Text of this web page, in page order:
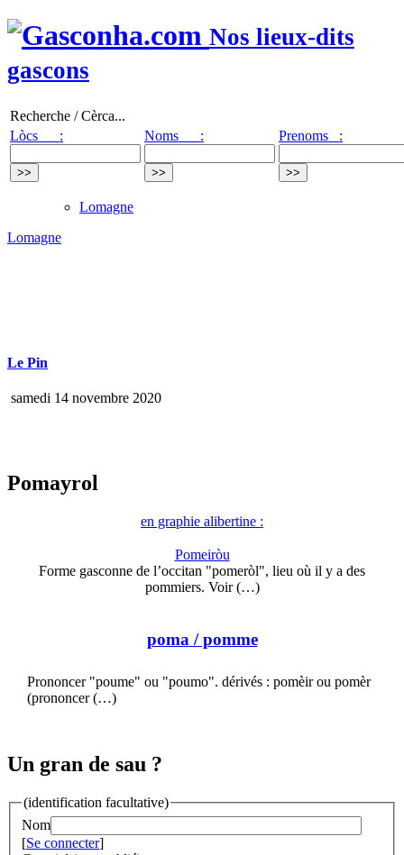
Nos lieux-dits
gascons
Recherche / Cèrca...
Lòcs :
Noms : Prenoms :
Lomagne
Lomagne
Le Pin
samedi 14 novembre 2020
Pomayrol
en graphie alibertine :
Pomeiròu
Forme gasconne de l’occitan "pomeròl", lieu où il y a des
pommiers. Voir (…)
poma / pomme
Prononcer "poume" ou "poumo". dérivés : pomèir ou pomèr
(prononcer (…)
Un gran de sau ?
(identification facultative)
Nom
[Se connecter]